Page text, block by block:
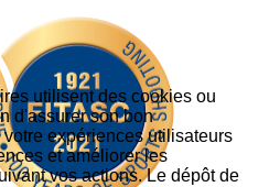
utilisent des cookies ou
d'assurer son bon
expériences utilisateurs
et améliorer les
vos actions. Le dépôt de